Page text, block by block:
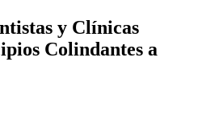
y Clínicas
Colindantes a